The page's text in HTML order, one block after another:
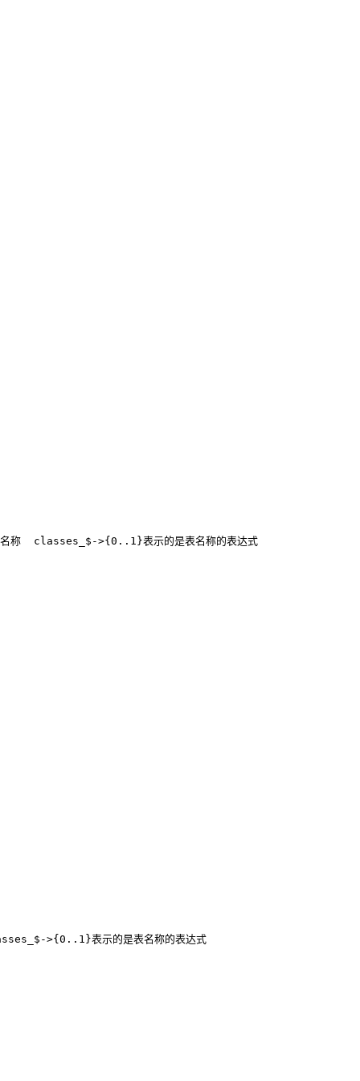
名称  classes_$->{0..1}表示的是表名称的表达式
>{0..1}表示的是表名称的表达式